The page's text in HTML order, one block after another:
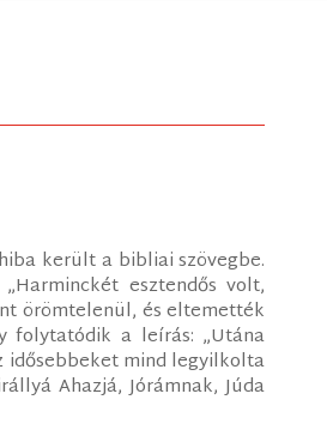
került a bibliai szövegbe.
esztendős volt,
örömtelenül, és eltemették
folytatódik a leírás: „Utána
mind legyilkolta
Ahazjá, Jórámnak, Júda